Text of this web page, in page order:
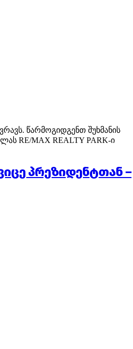
წარმოგიდგენთ შუხმანის
RE/MAX REALTY PARK-ი
პრეზიდენტთან –